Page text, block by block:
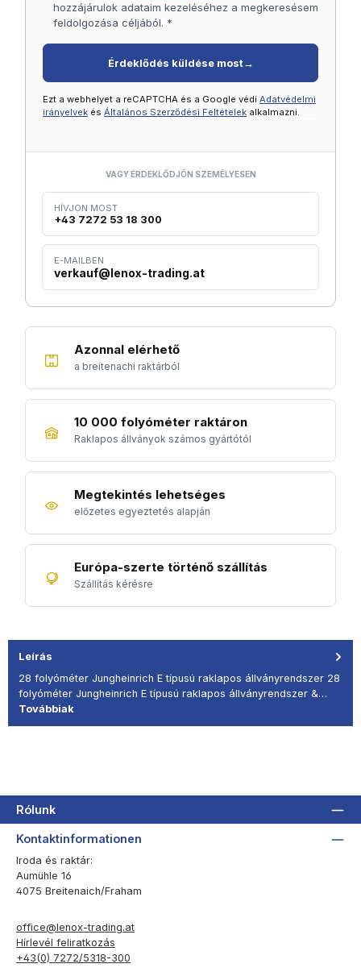
hozzájárulok adataim kezeléséhez a megkeresésem
feldolgozása céljából. *
Érdeklődés küldése most→
Ezt a webhelyet a reCAPTCHA és a Google védi Adatvédelmi
irányelvek és Általános Szerződési Feltételek alkalmazni.
VAGY ÉRDEKLŐDJÖN SZEMÉLYESEN
HÍVJON MOST
+43 7272 53 18 300
E-MAILBEN
verkauf@lenox-trading.at
Azonnal elérhető
a breitenachi raktárból
10 000 folyóméter raktáron
Raklapos állványok számos gyártótól
Megtekintés lehetséges
előzetes egyeztetés alapján
Európa-szerte történő szállítás
Szállítás kérésre
Leírás
28 folyóméter Jungheinrich E típusú raklapos állványrendszer 28
folyóméter Jungheinrich E típusú raklapos állványrendszer &…
Továbbiak
Rólunk
Kontaktinformationen
Iroda és raktár:
Aumühle 16
4075 Breitenaich/Fraham
office@lenox-trading.at
Hírlevél feliratkozás
+43(0) 7272/5318-300